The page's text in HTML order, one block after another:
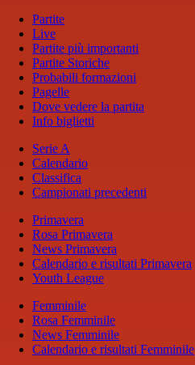
Partite
Live
Partite più importanti
Partite Storiche
Probabili formazioni
Pagelle
Dove vedere la partita
Info biglietti
Serie A
Calendario
Classifica
Campionati precedenti
Primavera
Rosa Primavera
News Primavera
Calendario e risultati Primavera
Youth League
Femminile
Rosa Femminile
News Femminile
Calendario e risultati Femminile